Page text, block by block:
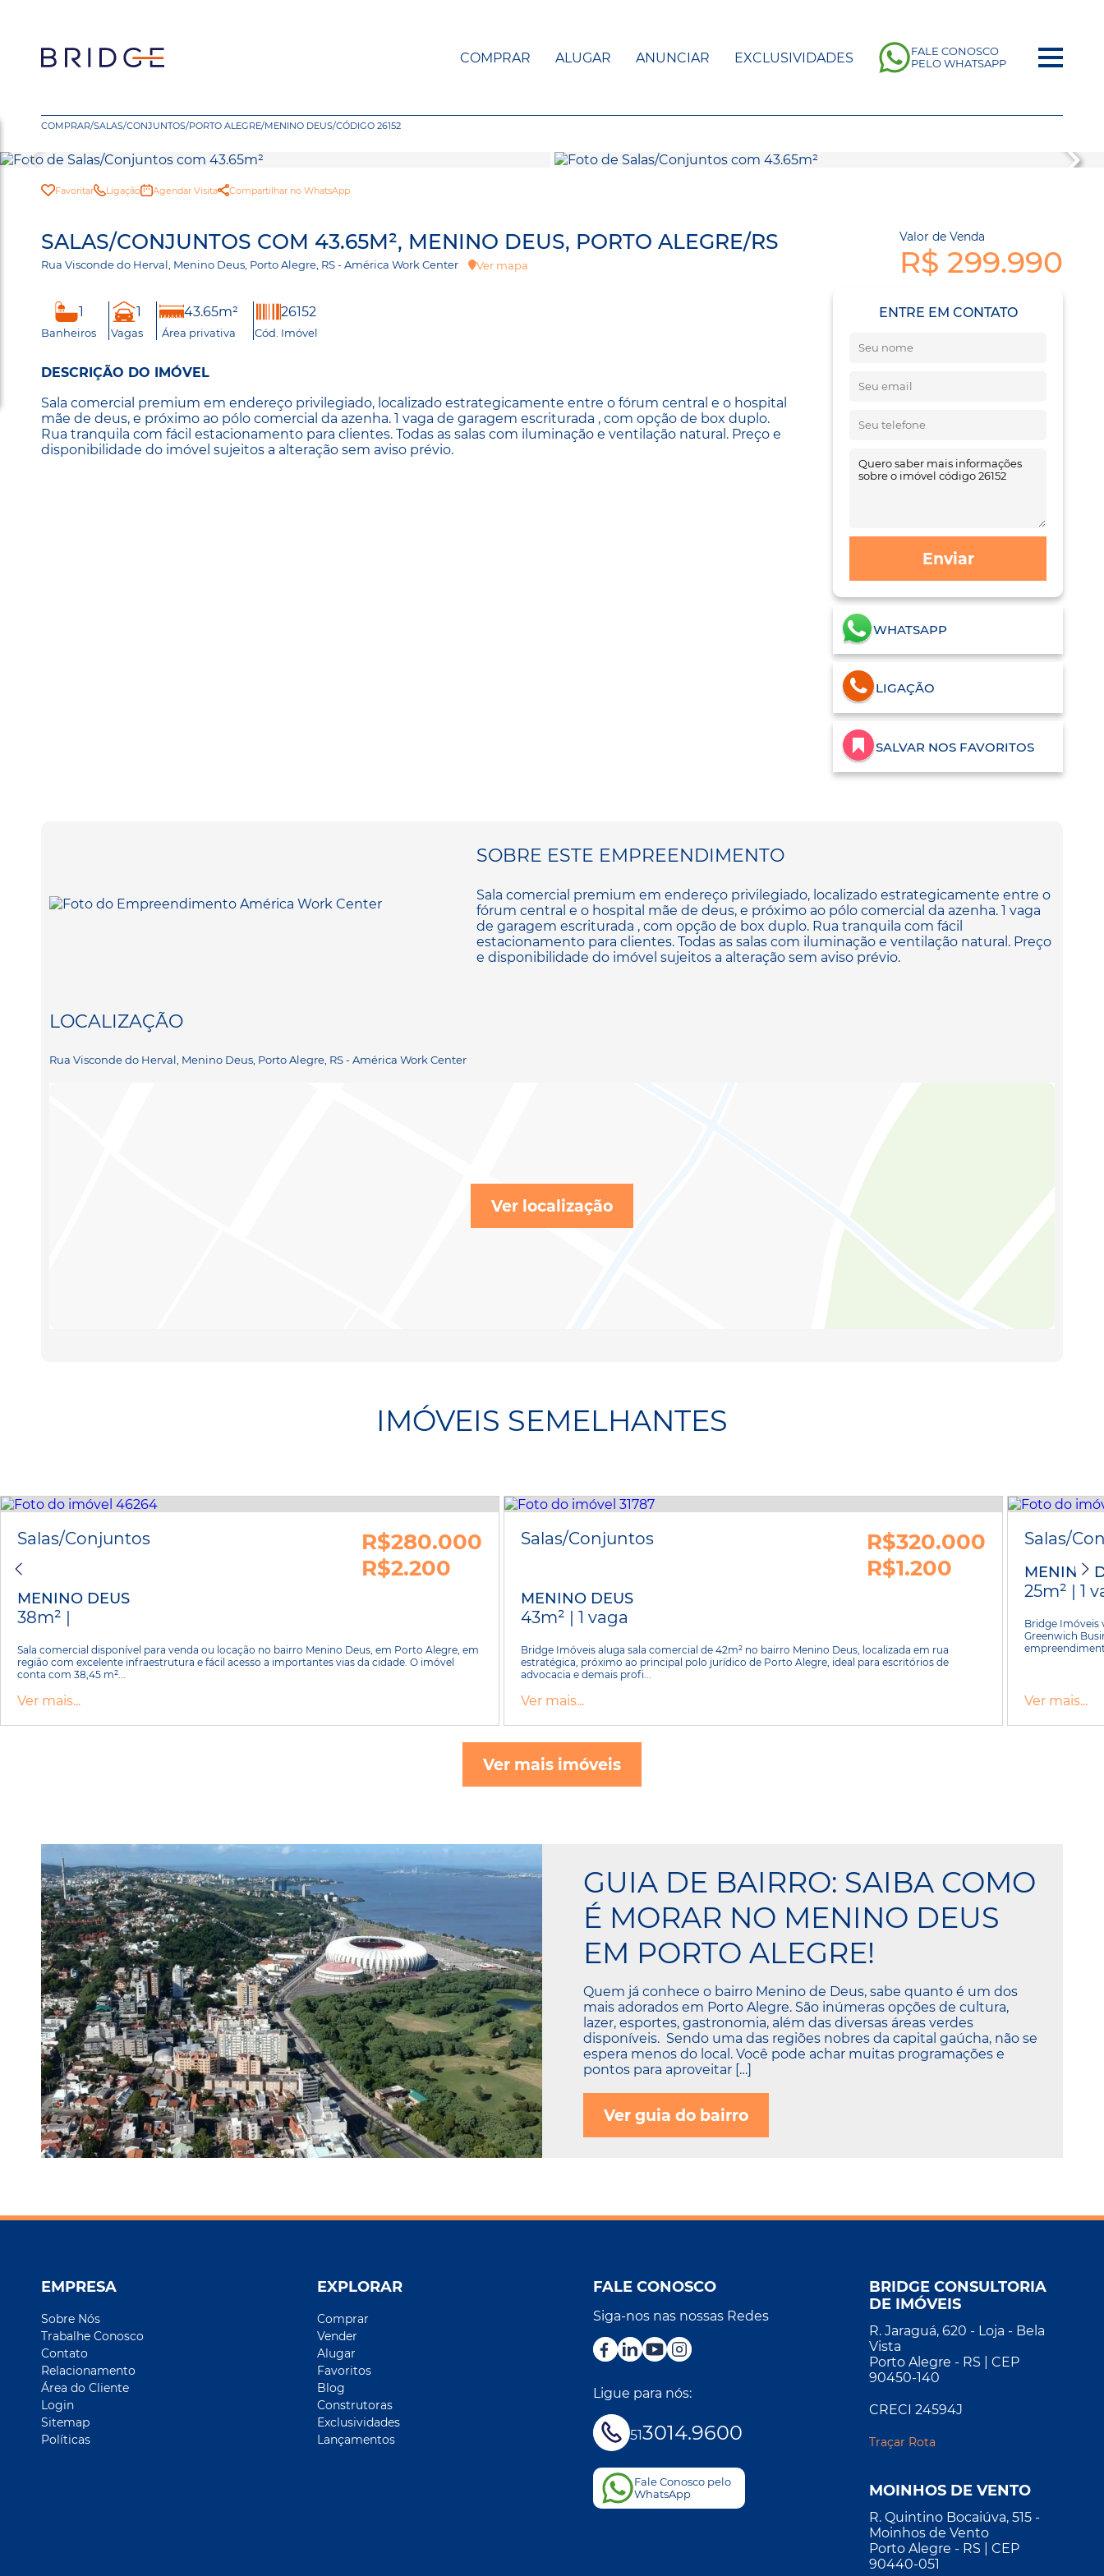
COMPRAR ALUGAR ANUNCIAR EXCLUSIVIDADES
FALE CONOSCO
PELO WHATSAPP
COMPRAR/SALAS/CONJUNTOS/PORTO ALEGRE/MENINO DEUS/CÓDIGO 26152
Favoritar Ligação Agendar Visita Compartilhar no WhatsApp
SALAS/CONJUNTOS COM 43.65M², MENINO DEUS, PORTO ALEGRE/RS
Rua Visconde do Herval, Menino Deus, Porto Alegre, RS - América Work Center Ver mapa
Valor de Venda
R$ 299.990
1
Banheiros
1
Vagas
43.65m²
Área privativa
26152
Cód. Imóvel
DESCRIÇÃO DO IMÓVEL
Sala comercial premium em endereço privilegiado, localizado estrategicamente entre o fórum central e o hospital
mãe de deus, e próximo ao pólo comercial da azenha. 1 vaga de garagem escriturada , com opção de box duplo.
Rua tranquila com fácil estacionamento para clientes. Todas as salas com iluminação e ventilação natural. Preço e
disponibilidade do imóvel sujeitos a alteração sem aviso prévio.
ENTRE EM CONTATO
Enviar
WHATSAPP
LIGAÇÃO
SALVAR NOS FAVORITOS
SOBRE ESTE EMPREENDIMENTO
Sala comercial premium em endereço privilegiado, localizado estrategicamente entre o
fórum central e o hospital mãe de deus, e próximo ao pólo comercial da azenha. 1 vaga
de garagem escriturada , com opção de box duplo. Rua tranquila com fácil
estacionamento para clientes. Todas as salas com iluminação e ventilação natural. Preço
e disponibilidade do imóvel sujeitos a alteração sem aviso prévio.
LOCALIZAÇÃO
Rua Visconde do Herval, Menino Deus, Porto Alegre, RS - América Work Center
Ver localização
IMÓVEIS SEMELHANTES
Salas/Conjuntos
R$280.000
R$2.200
MENINO DEUS
38m² |
Sala comercial disponível para venda ou locação no bairro Menino Deus, em Porto Alegre, em
região com excelente infraestrutura e fácil acesso a importantes vias da cidade. O imóvel
conta com 38,45 m²...
Ver mais...
Salas/Conjuntos
R$320.000
R$1.200
MENINO DEUS
43m² | 1 vaga
Bridge Imóveis aluga sala comercial de 42m² no bairro Menino Deus, localizada em rua
estratégica, próximo ao principal polo jurídico de Porto Alegre, ideal para escritórios de
advocacia e demais profi...
Ver mais...
Salas/
MENINO
25m² | 1
Bridge Imóveis
Greenwich
Ver mais...
Ver mais imóveis
GUIA DE BAIRRO: SAIBA COMO
É MORAR NO MENINO DEUS
EM PORTO ALEGRE!
Quem já conhece o bairro Menino de Deus, sabe quanto é um dos
mais adorados em Porto Alegre. São inúmeras opções de cultura,
lazer, esportes, gastronomia, além das diversas áreas verdes
disponíveis. Sendo uma das regiões nobres da capital gaúcha, não se
espera menos do local. Você pode achar muitas programações e
pontos para aproveitar […]
Ver guia do bairro
EMPRESA
Sobre Nós
Trabalhe Conosco
Contato
Relacionamento
Área do Cliente
Login
Sitemap
Políticas
EXPLORAR
Comprar
Vender
Alugar
Favoritos
Blog
Construtoras
Exclusividades
Lançamentos
FALE CONOSCO
Siga-nos nas nossas Redes
Ligue para nós:
513014.9600
Fale Conosco pelo
WhatsApp
BRIDGE CONSULTORIA
DE IMÓVEIS
R. Jaraguá, 620 - Loja - Bela
Vista
Porto Alegre - RS | CEP
90450-140
CRECI 24594J
Traçar Rota
MOINHOS DE VENTO
R. Quintino Bocaiúva, 515 -
Moinhos de Vento
Porto Alegre - RS | CEP
90440-051